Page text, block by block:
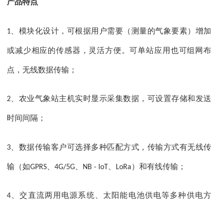
产品特点
1 、模块化设计，可根据用户需要（测量的气象要素）增加
或减少相应的传感器，灵活方便。可单站应用也可组网布
点，无线数据传输；
2 、农业气象站主机实时显示采集数据，可设置存储和发送
时间间隔；
3 、数据传输客户可选择多种匹配方式，传输方式有无线传
输（如GPRS 4G/5G NB - IoT LoRa）和有线传输 ；
4 、交直流两用电源系统、太阳能电池供电等多种供电方